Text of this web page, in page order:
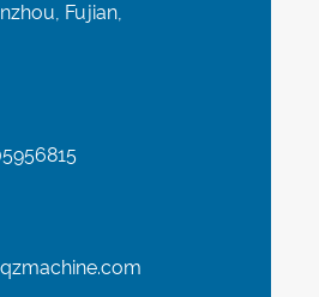
Fujian,